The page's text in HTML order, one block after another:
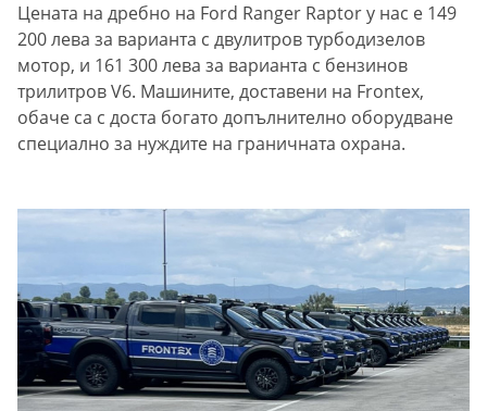
Цената на дребно на Ford Ranger Raptor у нас е 149
200 лева за варианта с двулитров турбодизелов
мотор, и 161 300 лева за варианта с бензинов
трилитров V6. Машините, доставени на Frontex,
обаче са с доста богато допълнително оборудване
специално за нуждите на граничната охрана.